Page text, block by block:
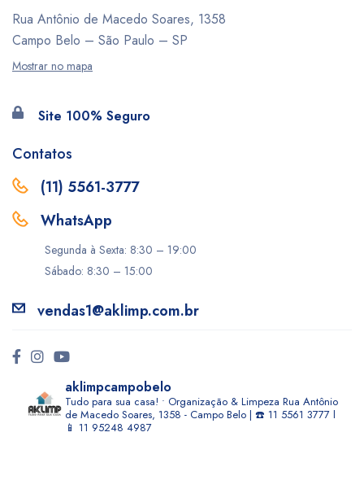
Rua Antônio de Macedo Soares, 1358
Campo Belo – São Paulo – SP
Mostrar no mapa
Site 100% Seguro
Contatos
(11) 5561-3777
WhatsApp
Segunda à Sexta: 8:30 – 19:00
Sábado: 8:30 – 15:00
vendas1@aklimp.com.br
aklimpcampobelo
Tudo para sua casa! • Organização & Limpeza Rua Antônio
de Macedo Soares, 1358 - Campo Belo | ☎️ 11 5561 3777 l
📱 11 95248 4987